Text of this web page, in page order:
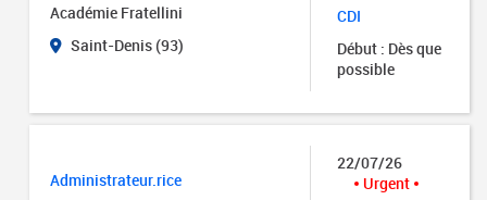
Académie Fratellini
Saint-Denis (93)
CDI
Début : Dès que
possible
Administrateur.rice
22/07/26
Urgent